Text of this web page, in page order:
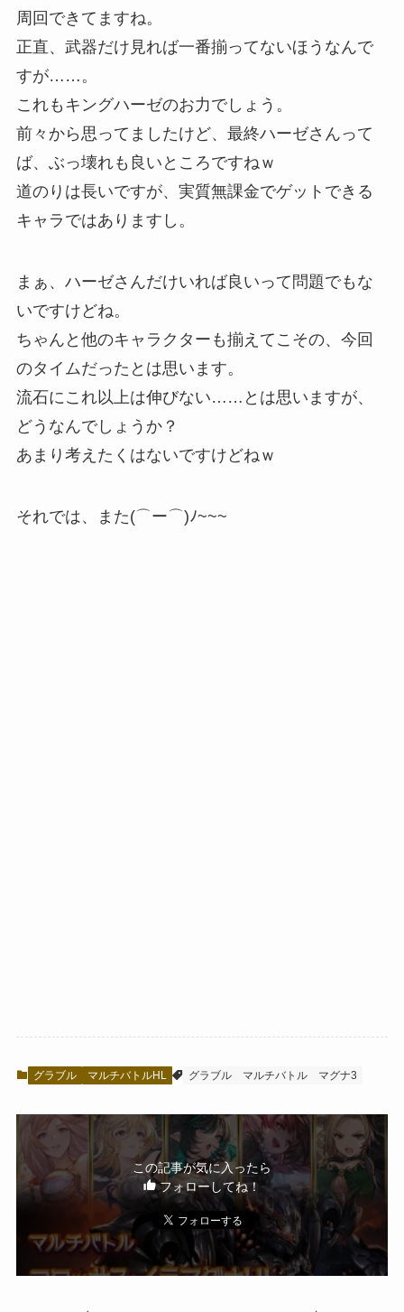
周回できてますね。
正直、武器だけ見れば一番揃ってないほうなんで
すが……。
これもキングハーゼのお力でしょう。
前々から思ってましたけど、最終ハーゼさんって
ば、ぶっ壊れも良いところですねｗ
道のりは長いですが、実質無課金でゲットできる
キャラではありますし。
まぁ、ハーゼさんだけいれば良いって問題でもな
いですけどね。
ちゃんと他のキャラクターも揃えてこその、今回
のタイムだったとは思います。
流石にこれ以上は伸びない……とは思いますが、
どうなんでしょうか？
あまり考えたくはないですけどねｗ
それでは、また(⌒ー⌒)ﾉ~~~
グラブル マルチバトルHL グラブル マルチバトル マグナ3
この記事が気に入ったら
フォローしてね！